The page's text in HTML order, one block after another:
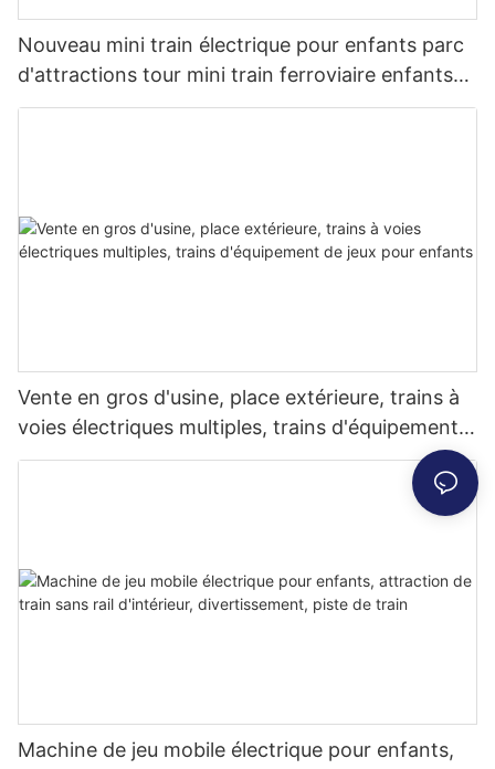
Nouveau mini train électrique pour enfants parc
d'attractions tour mini train ferroviaire enfants
montent train électrique à vendre
Vente en gros d'usine, place extérieure, trains à
voies électriques multiples, trains d'équipement
de jeux pour enfants
Machine de jeu mobile électrique pour enfants,